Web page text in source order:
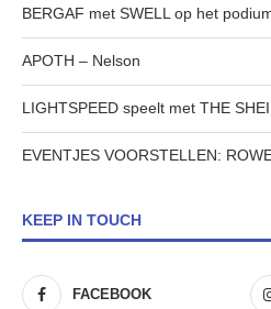
BERGAF met SWELL op het
APOTH – Nelson
LIGHTSPEED speelt met THE
EVENTJES VOORSTELLEN:
KEEP IN TOUCH
FACEBOOK